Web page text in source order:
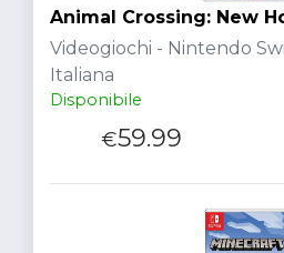
Animal Crossing: New
Videogiochi - Nintendo
Italiana
Disponibile
€59.99